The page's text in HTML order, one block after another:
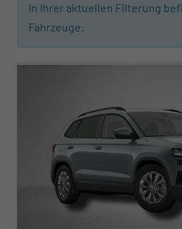
In Ihrer aktuellen Filterung
Fahrzeuge:
ab 291,– € mtl.